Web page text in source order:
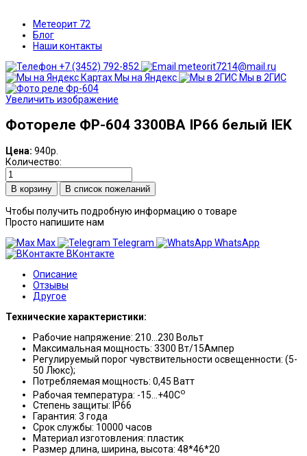
Метеорит 72
Блог
Наши контакты
+7 (3452) 792-852
meteorit7214@mail.ru
Мы на Яндекс
Мы в 2ГИС
Увеличить изображение
Фотореле ФР-604 3300ВА IP66 белый IEK
Цена: 940р.
Количество:
В список пожеланий
Чтобы получить подробную информацию о товаре
Просто напишите нам
Max
Telegram
WhatsApp
ВКонтакте
Описание
Отзывы
Другое
Технические характеристики:
Рабочие напряжение: 210…230 Вольт
Максимальная мощность: 3300 Вт/15Ампер
Регулируемый порог чувствительности освещенности: (5-
50 Люкс);
Потребляемая мощность: 0,45 Ватт
Рабочая температура: -15…+40Со
Степень защиты: IP66
Гарантия: 3 года
Срок службы: 10000 часов
Материал изготовления: пластик
Размер длина, ширина, высота: 48*46*20